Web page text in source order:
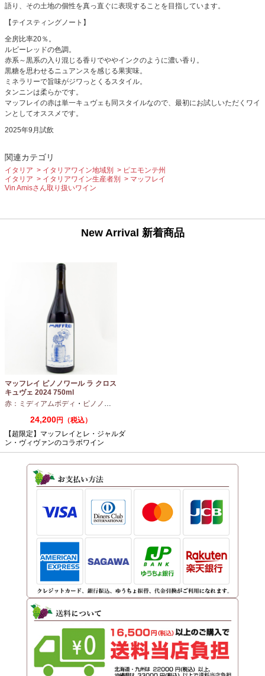
語り、その土地の個性を真っ直ぐに表現することを目指しています。
【テイスティングノート】
全房比率20％。
ルビーレッドの色調。
赤系～黒系の入り混じる香りでややインクのように濃い香り。
黒糖を思わせるニュアンスを感じる果実味。
ミネラリーで旨味がジワっとくるスタイル。
タンニンは柔らかです。
マッフレイの赤は単一キュヴェも同スタイルなので、最初にお試しいただくワイ
ンとしてオススメです。
2025年9月試飲
関連カテゴリ
イタリア イタリアワイン地域別
ピエモンテ州
イタリア
イタリアワイン生産者別
マッフレイ
Vin Amisさん取り扱いワイン
New Arrival 新着商品
マッフレイ ピノノワール ラ クロス
キュヴェ 2024 750ml
赤：ミディアムボディ ・ ピノノワール
24,200円（税込）
【超限定】マッフレイとレ・ジャルダ
ン・ヴィヴァンのコラボワイン